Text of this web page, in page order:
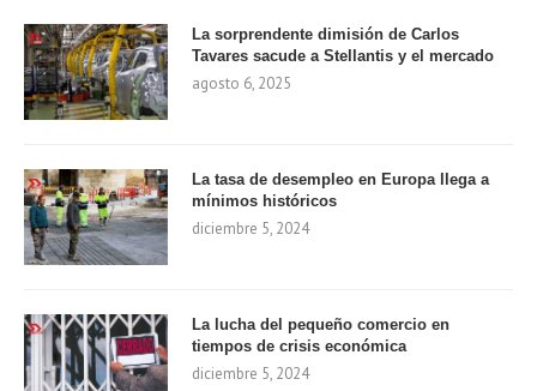
La sorprendente dimisión de Carlos
Tavares sacude a Stellantis y el mercado
agosto 6, 2025
La tasa de desempleo en Europa llega a
mínimos históricos
diciembre 5, 2024
La lucha del pequeño comercio en
tiempos de crisis económica
diciembre 5, 2024